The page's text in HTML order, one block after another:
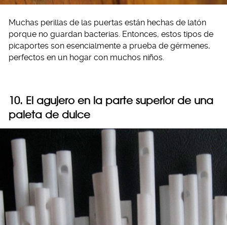
Muchas perillas de las puertas están hechas de latón
porque no guardan bacterias. Entonces, estos tipos de
picaportes son esencialmente a prueba de gérmenes,
perfectos en un hogar con muchos niños.
10. El agujero en la parte superior de una
paleta de dulce